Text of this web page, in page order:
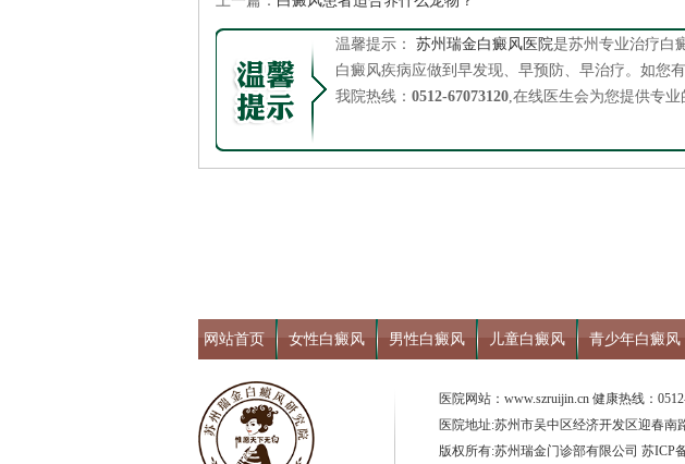
温馨提示： 苏州瑞金白癜风医院是苏州专业治疗白
白癜风疾病应做到早发现、早预防、早治疗。如您
我院热线： 0512-67073120,在线医生会为您提供专
网站首页 女性白癜风 男性白癜风 儿童白癜风 青少年白癜风
医院网站：www.szruijin.cn 健康热线：
医院地址:苏州市吴中区经济开发区迎春南
版权所有:苏州瑞金门诊部有限公司 苏ICP